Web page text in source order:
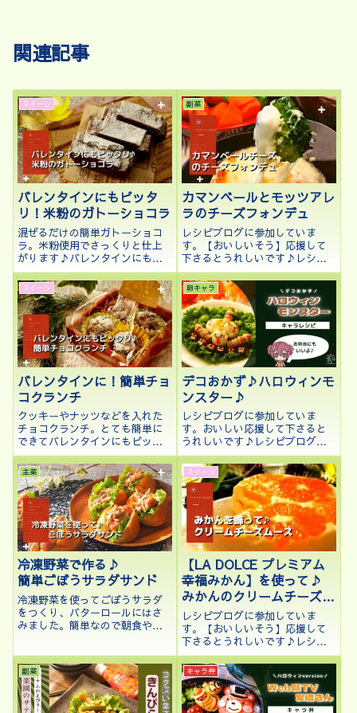
関連記事
スイーツ
バレンタインにもピッタ
リ！米粉のガトーショコラ
混ぜるだけの簡単ガトーショコ
ラ。米粉使用でさっくりと仕上
がります♪バレンタインにもピ
ッタリ。
副菜
カマンベールとモッツアレ
ラのチーズフォンデュ
レシピブログに参加していま
す。【おいしいそう】応援して
下さるとうれしいです♪レシピ
ブログに参加中♪クリックして
応援して下さるとうれしいです
♪こんにちは、kenchicoです
♪11月も残り少なくなりまし
た。朝晩寒くて冬になるんだな
あと感じてい...
スイーツ
バレンタインに！簡単チョ
コクランチ
クッキーやナッツなどを入れた
チョコクランチ。とても簡単に
できてバレンタインにもピッタ
リです♪
卵キャラ
デコおかず♪ハロウィンモ
ンスター♪
レシピブログに参加していま
す。おいしい応援して下さると
うれしいです♪レシピブログに
参加中♪こんにちは、kenchico
です♪10月ももう中盤。ハロウ
ィンも近づいてきましたね。今
回はCOOKPADのハロウィン特
別企画に応募したデコおかずの
レシ...
主菜
冷凍野菜で作る♪
簡単ごぼうサラダサンド
冷凍野菜を使ってごぼうサラダ
をつくり、バターロールにはさ
みました。簡単なので朝食やラ
スイーツ
【LA DOLCE プレミアム
幸福みかん】を使って♪
みかんのクリームチーズム
ース
レシピブログに参加していま
す。【おいしいそう】応援して
下さるとうれしいです♪レシピ
ブログに参加中♪クリックして
応援して下さるとうれしいです
♪こんにちは、kenchicoです♪
愛知県のLA DOLCE 平岩ファー
ム株式会社から【LA DOLC...
副菜 キャラ弁